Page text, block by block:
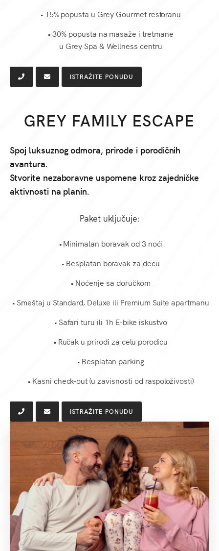
• 15% popusta u Grey Gourmet restoranu
• 30% popusta na masaže i tretmane
u Grey Spa & Wellness centru
ISTRAŽITE PONUDU
GREY FAMILY ESCAPE
Spoj luksuznog odmora, prirode i porodičnih
avantura.
Stvorite nezaboravne uspomene kroz zajedničke
aktivnosti na planin.
Paket uključuje:
• Minimalan boravak od 3 noći
• Besplatan boravak za decu
• Noćenje sa doručkom
• Smeštaj u Standard, Deluxe ili Premium Suite apartmanu
• Safari turu ili 1h E-bike iskustvo
• Ručak u prirodi za celu porodicu
• Besplatan parking
• Kasni check-out (u zavisnosti od raspoloživosti)
ISTRAŽITE PONUDU